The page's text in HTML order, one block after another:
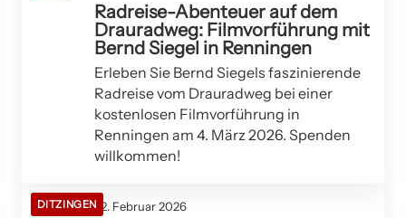
Radreise-Abenteuer auf dem
Drauradweg: Filmvorführung mit
Bernd Siegel in Renningen
Erleben Sie Bernd Siegels faszinierende
Radreise vom Drauradweg bei einer
kostenlosen Filmvorführung in
Renningen am 4. März 2026. Spenden
willkommen!
DITZINGEN22. Februar 2026